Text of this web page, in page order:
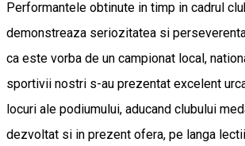
Performantele obtinute in timp in cadrul
demonstreaza seriozitatea si
ca este vorba de un campionat local,
sportivii nostri s-au prezentat excelent
locuri ale podiumului, aducand clubului
dezvoltat si in prezent ofera, pe langa